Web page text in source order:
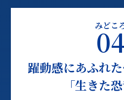
みどこ
躍動感にあふれ
「生きた